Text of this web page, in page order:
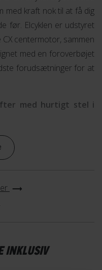
med kraft nok til at få dig
før. Elcyklen er udstyret
centermotor, sammen
med en foroverbøjet
forudsætninger for at
med hurtigt stel i
og har en geometri,
en klassisk elcykel. Det
i lige så høj
snavs og grus, hvilket
INKLUSIV